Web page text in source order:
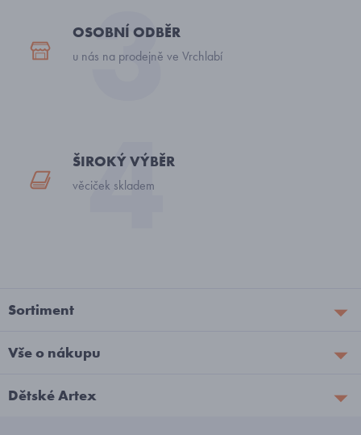
OSOBNÍ ODBĚR
u nás na prodejně ve Vrchlabí
ŠIROKÝ VÝBĚR
věciček skladem
Sortiment
Vše o nákupu
Dětské Artex